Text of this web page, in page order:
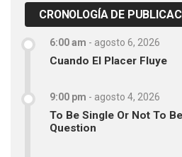
CRONOLOGÍA DE
6:00 am - agosto 6, 2026
Cuando El Placer Fluye
9:00 pm - agosto 4, 2026
To Be Single Or Not To
Question